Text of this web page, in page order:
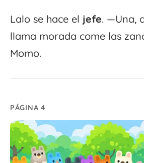
Lalo se hace el jefe. —Una,
llama morada come las
Momo.
PÁGINA 4